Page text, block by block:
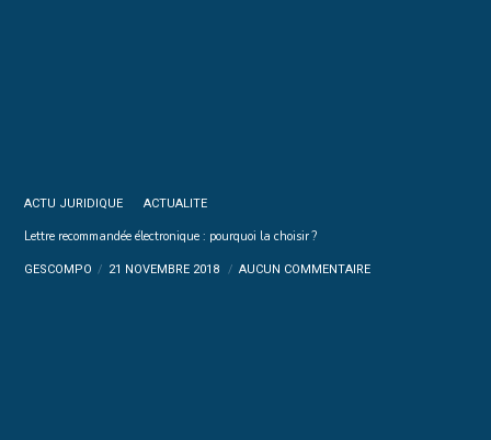
ACTU JURIDIQUE ACTUALITE
Lettre recommandée électronique : pourquoi la choisir ?
GESCOMPO 21 NOVEMBRE 2018 AUCUN COMMENTAIRE